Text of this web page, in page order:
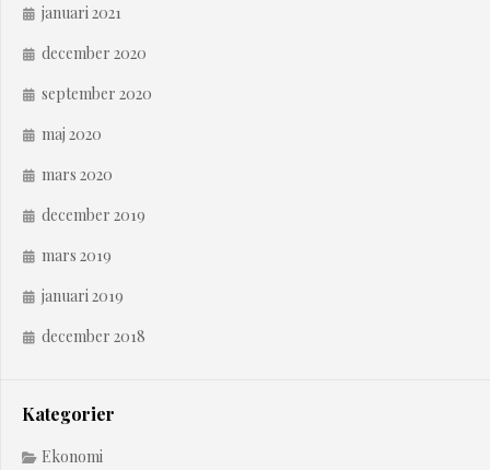
januari 2021
december 2020
september 2020
maj 2020
mars 2020
december 2019
mars 2019
januari 2019
december 2018
Kategorier
Ekonomi